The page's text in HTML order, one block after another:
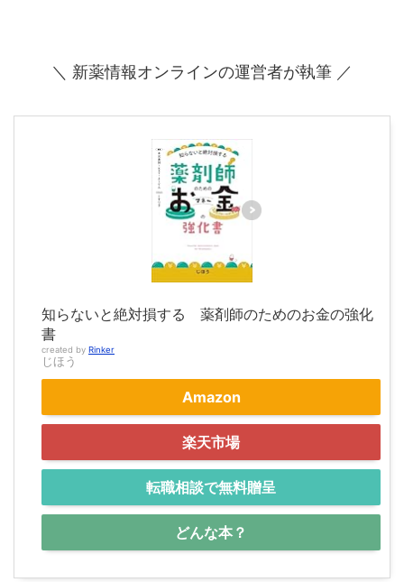
＼ 新薬情報オンラインの運営者が執筆 ／
知らないと絶対損する 薬剤師のためのお金の強化
書
created by Rinker
じほう
Amazon
楽天市場
転職相談で無料贈呈
どんな本？